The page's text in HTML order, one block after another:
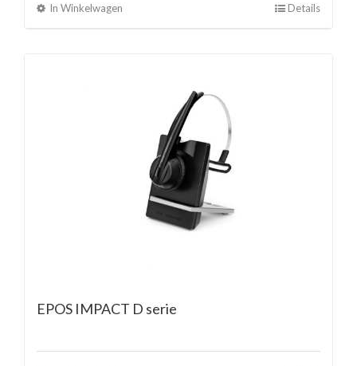
In Winkelwagen Details
EPOS IMPACT D serie